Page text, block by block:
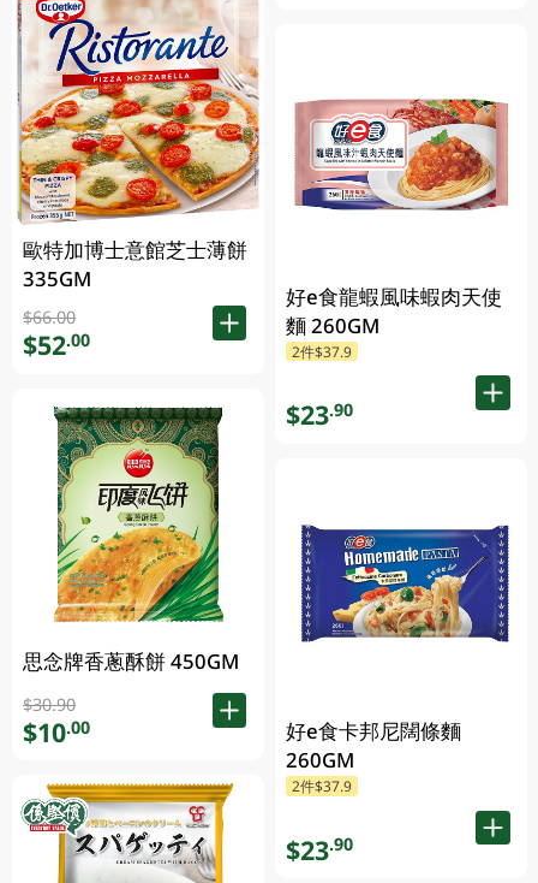
歐特加博士意館芝士薄餅
335GM
$66.00
$52.00
思念牌香蔥酥餅 450GM
$30.90
$10.00
好e食龍蝦風味蝦肉天使
麵 260GM
2件$37.9
$23.90
好e食卡邦尼闊條麵
260GM
2件$37.9
$23.90